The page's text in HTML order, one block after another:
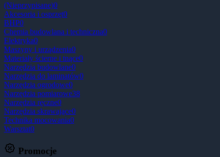
(Nieprzypisane)0
Akcesoria i osprzęt0
BHP0
Chemia budowlana i techniczna0
Elektryka0
Maszyny i urządzenia0
Materiały ścierne i tnące0
Narzędzia budowlane0
Narzędzia do laminatów0
Narzędzia ogrodowe0
Narzędzia pomiarowe38
Narzędzia ręczne0
Narzędzia skrawające0
Technika mocowania0
Warsztat0
Promocje